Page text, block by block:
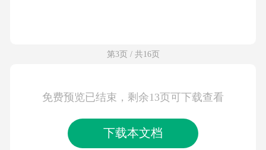
第3页 / 共16页
免费预览已结束，剩余13页可下载查看
下载本文档